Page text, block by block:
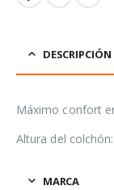
DESCRIPCIÓN
Máximo confort
Altura del
MARCA